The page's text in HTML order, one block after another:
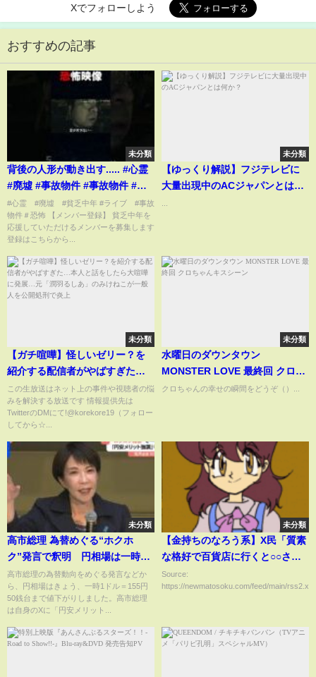
Xでフォローしよう
おすすめの記事
未分類
背後の人形が動き出す..... #心霊
#廃墟 #事故物件 #事故物件 #都
市伝説 #心霊調査員
#心霊 #廃墟 #貧乏中年 #ライブ #事故
物件＃恐怖 【メンバー登録】 貧乏中年を
応援していただけるメンバーを募集します
登録はこちらから...
未分類
【ゆっくり解説】フジテレビに
大量出現中のACジャパンとは何
未分類
【ガチ喧嘩】怪しいゼリー？を
紹介する配信者がやばすぎた…
本人と話をしたら大喧嘩に発
展…元「潤羽るしあ」のみけね
こが一般人を公開処刑で炎上
この生放送はネット上の事件や視聴者の悩
みを解決する放送です 情報提供先は
TwitterのDMにて!@korekore19（フォロー
してから☆...
未分類
水曜日のダウンタウン
MONSTER LOVE 最終回 クロち
ゃんキスシーン
クロちゃんの幸せの瞬間をどうぞ（）...
未分類
高市総理 為替めぐる“ホクホ
ク”発言で釈明 円相場は一時1
ドル＝155円50銭まで下落｜
TBS NEWS DIG
高市総理の為替動向をめぐる発言などか
ら、円相場はきょう、一時1ドル＝155円
50銭台まで値下がりしました。高市総理
は自身のXに「円安メリット...
未分類
【金持ちのなろう系】X民「質素
な格好で百貨店に行くと○○され
るから悪趣味だけど楽しい」→
賛否両論で物議に
Source:
https://newmatosoku.com/feed/main/